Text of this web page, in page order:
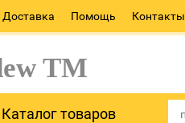
Доставка Помощь Контакты
TM
Каталог товаров